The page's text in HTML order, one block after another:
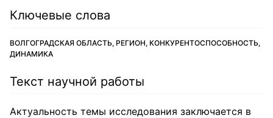
Ключевые слова
ВОЛГОГРАДСКАЯ ОБЛАСТЬ, РЕГИОН, КОНКУРЕНТОСПОСОБНОСТЬ,
ДИНАМИКА
Текст научной работы
Актуальность темы исследования заключается в